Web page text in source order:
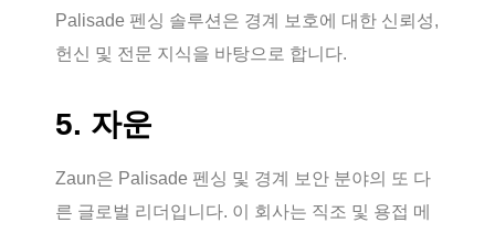
Palisade 펜싱 솔루션은 경계 보호에 대한 신뢰성,
헌신 및 전문 지식을 바탕으로 합니다.
5. 자운
Zaun은 Palisade 펜싱 및 경계 보안 분야의 또 다
른 글로벌 리더입니다. 이 회사는 직조 및 용접 메